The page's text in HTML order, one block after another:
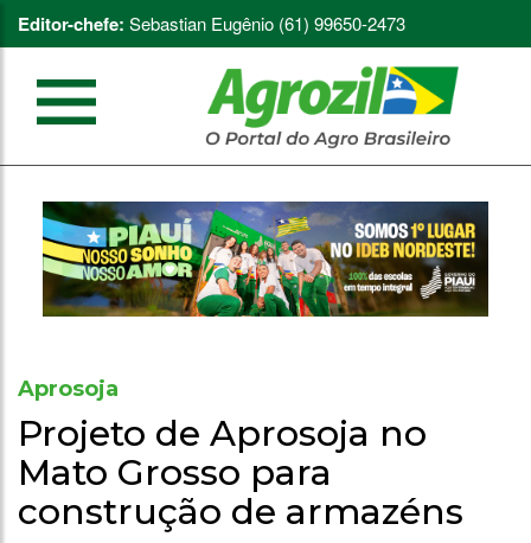
Editor-chefe: Sebastian Eugênio (61) 99650-2473
Aprosoja
Projeto de Aprosoja no
Mato Grosso para
construção de armazéns